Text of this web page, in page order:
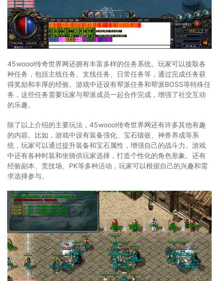
45woool传奇世界网还拥有丰富多样的任务系统。玩家可以接取各
种任务，包括主线任务、支线任务、日常任务等，通过完成任务获
得奖励和丰厚的经验。游戏中还设有帮派任务和帮派BOSS等特殊任
务，这些任务需要玩家与帮派成员一起合作完成，增强了社交互动
的乐趣。
除了以上介绍的主要玩法，45woool传奇世界网还有许多其他有趣
的内容。比如，游戏中设有装备强化、宝石镶嵌、神兽养成等系
统，玩家可以通过提升装备和宝石属性，增强自己的战斗力。游戏
中还有各种时装和坐骑供玩家选择，打造个性化的角色形象。还有
经验副本、竞技场、PK等多种活动，玩家可以根据自己的兴趣和需
求选择参与。